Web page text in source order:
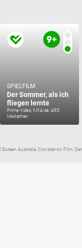
SPIELFILM
Der Sommer, als ich
fliegen lernte
Prime Video, KiKA.de, ARD
Mediathek
Australia, Constantin Film, Der